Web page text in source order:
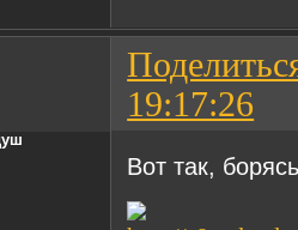
19:17:26
Вот так,